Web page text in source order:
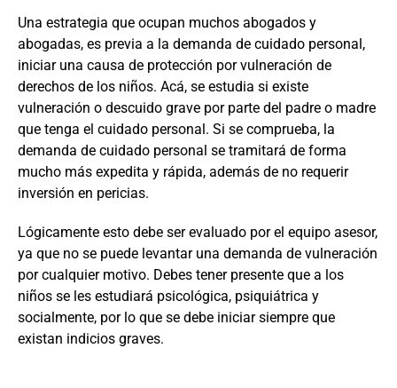
Una estrategia que ocupan muchos abogados y
abogadas, es previa a la demanda de cuidado personal,
iniciar una causa de protección por vulneración de
derechos de los niños. Acá, se estudia si existe
vulneración o descuido grave por parte del padre o madre
que tenga el cuidado personal. Si se comprueba, la
demanda de cuidado personal se tramitará de forma
mucho más expedita y rápida, además de no requerir
inversión en pericias.
Lógicamente esto debe ser evaluado por el equipo asesor,
ya que no se puede levantar una demanda de vulneración
por cualquier motivo. Debes tener presente que a los
niños se les estudiará psicológica, psiquiátrica y
socialmente, por lo que se debe iniciar siempre que
existan indicios graves.